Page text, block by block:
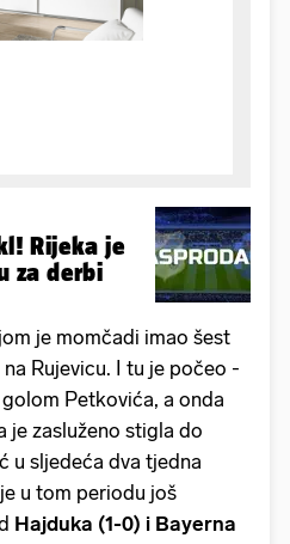
Rijeka je
za derbi
je momčadi imao šest
Rujevicu. I tu je počeo -
Petkovića, a onda
je zasluženo stigla do
u sljedeća dva tjedna
u tom periodu još
Hajduka (1-0) i Bayerna